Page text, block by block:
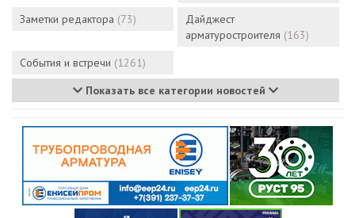
Заметки редактора (73)
Дайджест
арматуростроителя (163)
События и встречи (1261)
Показать все категории новостей